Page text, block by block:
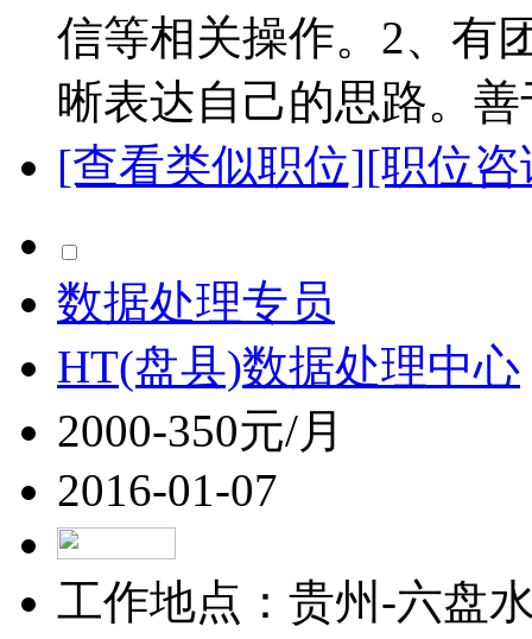
信等相关操作。2、有
晰表达自己的思路。
[查看类似职位][职位
数据处理专员
HT(盘县)数据处理中心
2000-350元/月
2016-01-07
工作地点：贵州-六盘